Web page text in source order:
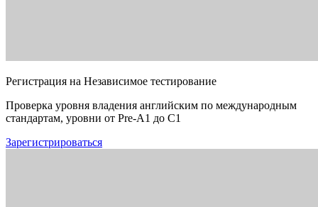
Регистрация на Независимое тестирование
Проверка уровня владения английским по международным
стандартам, уровни от Pre-A1 до C1
Зарегистрироваться